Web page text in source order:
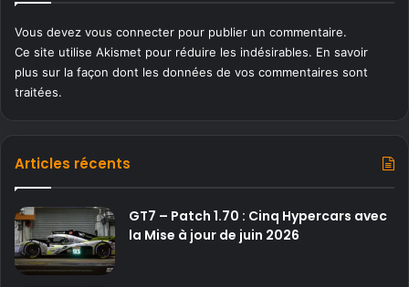
Vous devez vous connecter pour publier un commentaire.
Ce site utilise Akismet pour réduire les indésirables. En savoir
plus sur la façon dont les données de vos commentaires sont
traitées.
Articles récents
GT7 – Patch 1.70 : Cinq Hypercars avec
la Mise à jour de juin 2026